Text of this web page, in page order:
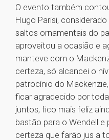
O evento também
Hugo Parisi,
saltos ornamentais do
aproveitou a ocasião e
manteve com o
certeza, só alcancei o
patrocínio do
ficar agradecido por
juntos, fico mais feliz
bastão para o Wendell e
certeza que farão jus a